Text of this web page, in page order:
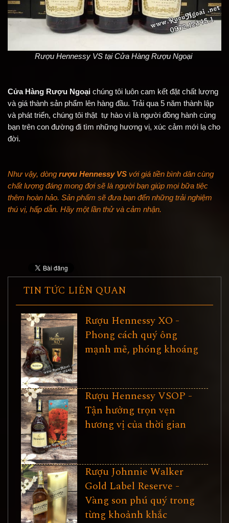
Rượu Hennessy VS tại Cửa Hàng Rượu Ngoại
Cửa Hàng Rượu Ngoại chúng tôi luôn cam kết đặt chất lượng
và giá thành sản phẩm lên hàng đầu. Trải qua 5 năm thành lập
và phát triển, chúng tôi thật tự hào vì là người đồng hành cùng
bạn trên con đường đi tìm những hương vị, xúc cảm mới lạ cho
đời.
Như vậy, dòng rượu Hennessy VS với giá tiền bình dân cùng
chất lượng đáng mong đợi sẽ là người bạn giúp mọi bữa tiệc
thêm hoàn hảo. Sản phẩm sẽ đưa bạn đến những trải nghiệm
thú vị, hấp dẫn. Hãy một lần thử và cảm nhận.
TIN TỨC LIÊN QUAN
Rượu Hennessy XO -
Phong cách quý ông
mạnh mẽ, phóng khoáng
Rượu Hennessy VSOP -
Tận hưởng trọn vẹn
hương vị của thời gian
Rượu Johnnie Walker
Gold Label Reserve -
Vàng son phú quý trong
từng khoảnh khắc